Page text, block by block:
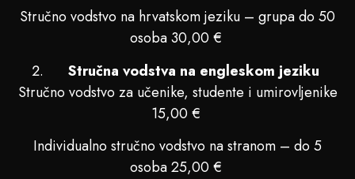
Stručno vodstvo na hrvatskom jeziku – grupa do 50
osoba 30,00 €
Stručna vodstva na engleskom jeziku
Stručno vodstvo za učenike, studente i umirovljenike
15,00 €
Individualno stručno vodstvo na stranom – do 5
osoba 25,00 €